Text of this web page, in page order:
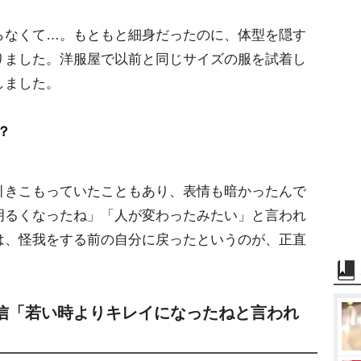
くて…。もともと細身だったのに、体型を隠す
した。洋服屋で以前と同じサイズの服を試着し
した。
こもっていたこともあり、表情も暗かったんで
くなったね」「人が変わったみたい」と言われ
怪我をする前の自分に戻ったというのが、正直
「若い時よりキレイになったねと言われ